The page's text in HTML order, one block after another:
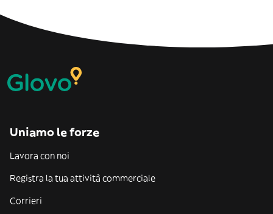
Uniamo le forze
Lavora con noi
Registra la tua attività commerciale
Corrieri